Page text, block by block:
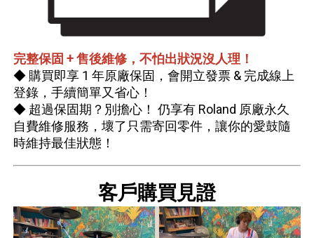
完整保固 + 售後維修，不怕出狀況沒人理！
◆ 購買即享 1 年原廠保固，會開立發票 & 完成線上
登錄，手續簡單又省心！
◆ 超過保固期？別擔心！ 仍享有 Roland 原廠永久
自費維修服務，壞了只需寄回零件，讓你的愛鼓隨
時維持最佳狀態！
客戶購買見證